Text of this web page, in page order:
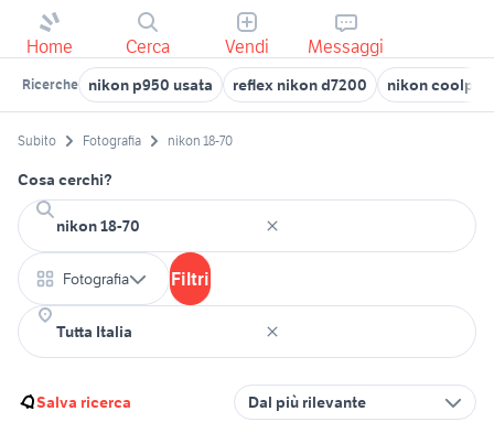
Home Cerca Vendi Messaggi
Ricerche nikon p950 usata reflex nikon d7200 nikon coolpix
Subito Fotografia nikon 18-70
Cosa cerchi?
Fotografia Filtri
Salva ricerca Dal più rilevante